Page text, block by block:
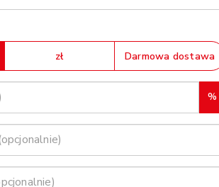
zł Darmowa dostawa
%